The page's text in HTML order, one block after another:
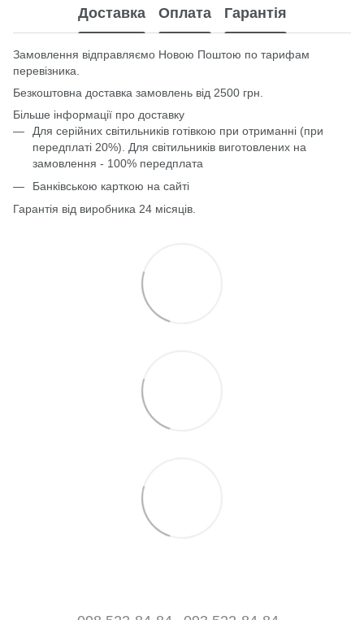
Доставка Оплата Гарантія
Замовлення відправляємо Новою Поштою по тарифам
перевізника.
Безкоштовна доставка замовлень від 2500 грн.
Більше інформації про доставку
Для серійних світильників готівкою при отриманні (при
передплаті 20%). Для світильників виготовлених на
замовлення - 100% передплата
Банківською карткою на сайті
Гарантія від виробника 24 місяців.